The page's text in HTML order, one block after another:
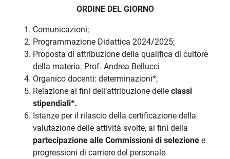
ORDINE DEL GIORNO
Comunicazioni;
Programmazione Didattica 2024/2025;
Proposta di attribuzione della qualifica di cultore
della materia: Prof. Andrea Bellucci
Organico docenti: determinazioni*;
Relazione ai fini dell’attribuzione delle classi
stipendiali*.
Istanze per il rilascio della certificazione della
valutazione delle attività svolte, ai fini della
partecipazione alle Commissioni di selezione e
progressioni di carriere del personale